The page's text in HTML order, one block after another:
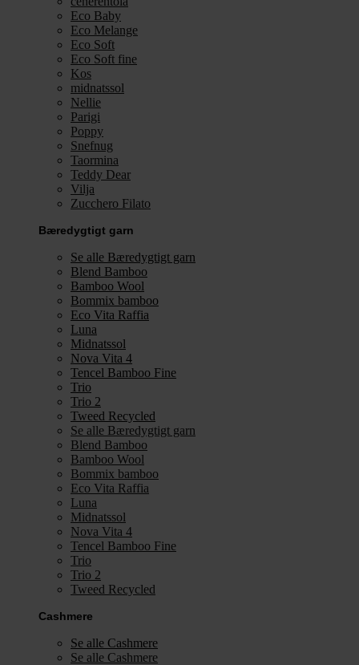
Eco Baby
Eco Melange
Eco Soft
Eco Soft fine
Kos
midnatssol
Nellie
Parigi
Poppy
Snefnug
Taormina
Teddy Dear
Vilja
Zucchero Filato
Bæredygtigt garn
Se alle Bæredygtigt garn
Blend Bamboo
Bamboo Wool
Bommix bamboo
Eco Vita Raffia
Luna
Midnatssol
Nova Vita 4
Tencel Bamboo Fine
Trio
Trio 2
Tweed Recycled
Se alle Bæredygtigt garn
Blend Bamboo
Bamboo Wool
Bommix bamboo
Eco Vita Raffia
Luna
Midnatssol
Nova Vita 4
Tencel Bamboo Fine
Trio
Trio 2
Tweed Recycled
Cashmere
Se alle Cashmere
Se alle Cashmere